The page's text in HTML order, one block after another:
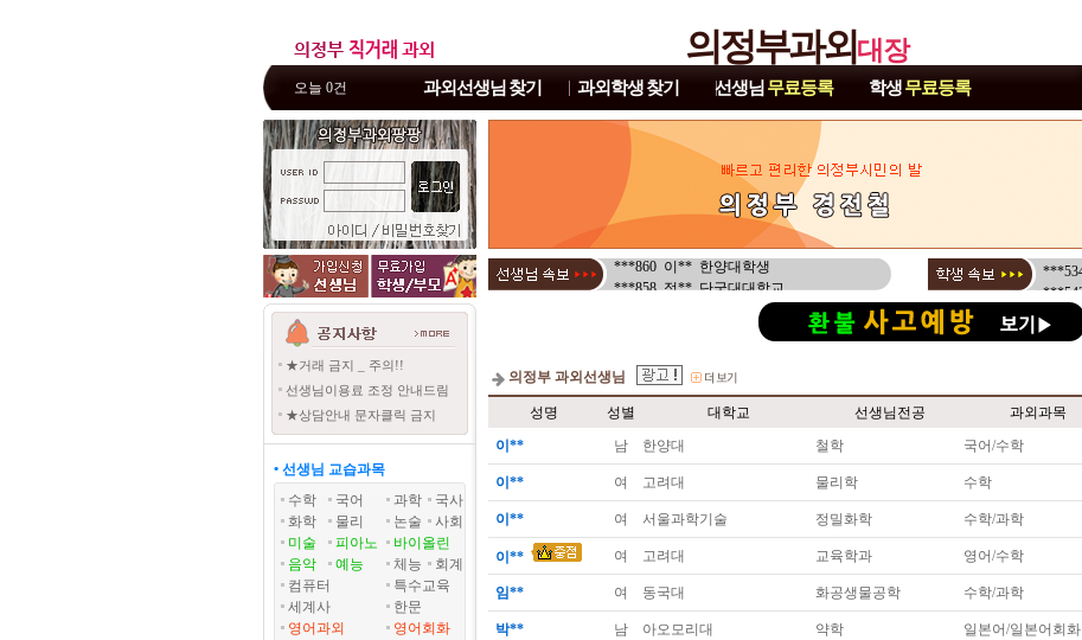
의정부과외대장
오늘 0건 과외선생님 찾기 과외학생찾기 선생님 무료등록 학생무료등록
★거래 금지 _ 주의!!
선생님이용료 조정 안내드림
★상담안내 문자클릭 금지
• 선생님 교습과목
수학
국어 과학
국사
화학
물리 논술
사회
미술
피아노
바이올린
음악
예능 체능
회계
컴퓨터
특수교육
세계사
한문
영어과외
영어회화
***858 정** 단국대대학교
***851 서** 성균관대학교
***856 김** 성균관대학교
***859 김** 평택대학교
***860 이** 한양대학생
***858 정** 단국대대학교
***851 서** 성균관대학교
***856 김** 성균관대학교
***859 김** 평택대학교
***860 이** 한양대학생
의정부 과외선생님
성명 성별 대학교 선생님전공 과외과목
이**
남 한양대 철학 국어/수학
이** 여 고려대 물리학 수학
이** 여 서울과학기술 정밀화학 수학/과학
이** 여 고려대 교육학과 영어/수학
임** 여 동국대 화공생물공학 수학/과학
박** 남 아오모리대 약학 일본어/일본어회화